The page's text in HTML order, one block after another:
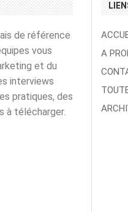
de référence
vous
et du
interviews
pratiques, des
à télécharger.
A